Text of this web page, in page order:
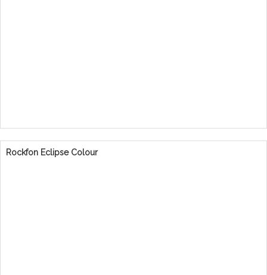
Rockfon Eclipse Colour